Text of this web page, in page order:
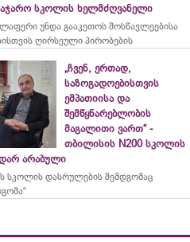
სკოლის ხელმძღვანელი
უნდა გააკეთოს მოსწავლეებისა
ღირსეული პირობების
„ჩვენ, ერთად,
საზოგადოებისთვის
ემპათიისა და
შემწყნარებლობის
მაგალითი ვართ“ -
თბილისის N200 სკოლის
არაბული
სკოლის დასრულების შემდგომაც